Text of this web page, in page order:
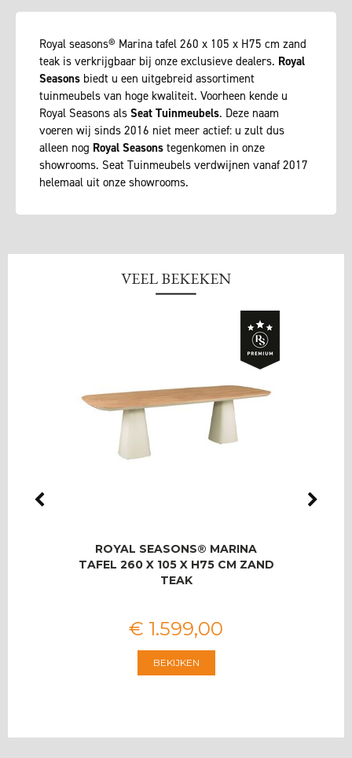
Royal seasons® Marina tafel 260 x 105 x H75 cm zand
teak is verkrijgbaar bij onze exclusieve dealers. Royal
Seasons biedt u een uitgebreid assortiment
tuinmeubels van hoge kwaliteit. Voorheen kende u
Royal Seasons als Seat Tuinmeubels. Deze naam
voeren wij sinds 2016 niet meer actief: u zult dus
alleen nog Royal Seasons tegenkomen in onze
showrooms. Seat Tuinmeubels verdwijnen vanaf 2017
helemaal uit onze showrooms.
VEEL BEKEKEN
ROYAL SEASONS® MARINA
TAFEL 260 X 105 X H75 CM ZAND
TEAK
€ 1.599,00
BEKIJKEN